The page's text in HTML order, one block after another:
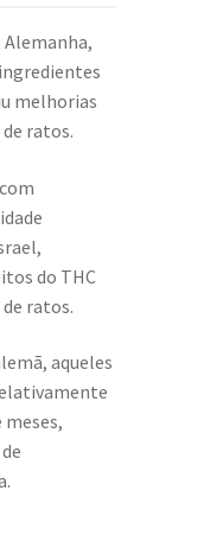
Alemanha,
melhorias
ratos.
do THC
ratos.
aqueles
meses,